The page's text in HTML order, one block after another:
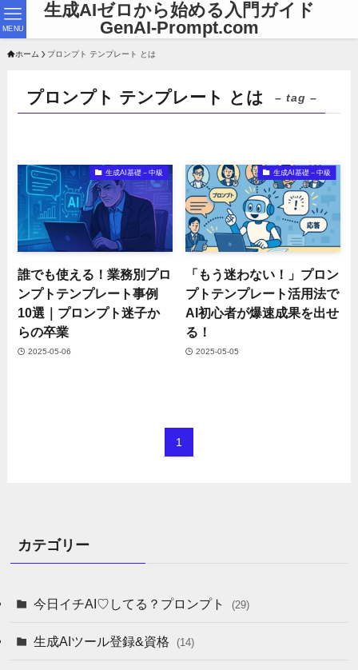
生成AIゼロから始める入門ガイド
GenAI-Prompt.com
MENU
ホーム プロンプト テンプレート とは
プロンプト テンプレート とは – tag –
生成AI基礎－中級
誰でも使える！業務別プロ
ンプトテンプレート事例
10選｜プロンプト迷子か
らの卒業
2025-05-06
生成AI基礎－中級
「もう迷わない！」プロン
プトテンプレート活用法で
AI初心者が爆速成果を出せ
る！
2025-05-05
1
カテゴリー
今日イチAI♡してる？プロンプト (29)
生成AIツール登録&資格 (14)